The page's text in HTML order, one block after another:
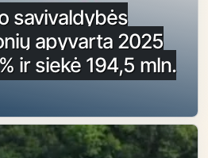
savivaldybės
apyvarta 2025
ir siekė 194,5 mln.